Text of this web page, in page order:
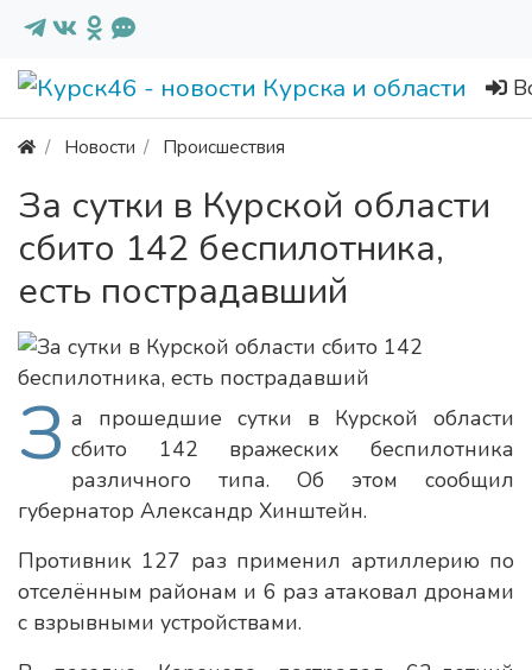
Новости Происшествия
За сутки в Курской области
сбито 142 беспилотника,
есть пострадавший
З а прошедшие сутки в Курской области
сбито 142 вражеских беспилотника
различного типа. Об этом сообщил
губернатор Александр Хинштейн.
Противник 127 раз применил артиллерию по
отселённым районам и 6 раз атаковал дронами
с взрывными устройствами.